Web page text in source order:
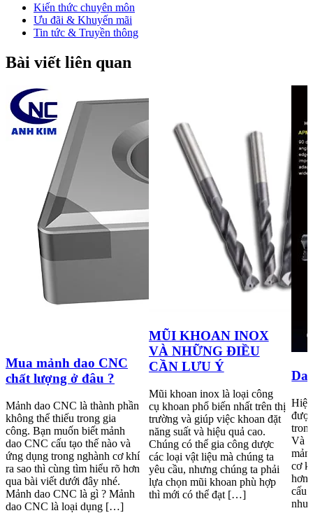
Kiến thức chuyên môn
Ưu đãi & Khuyến mãi
Tin tức & Truyền thông
Bài viết liên quan
Mua mảnh dao CNC
chất lượng ở đâu ?
Mảnh dao CNC là thành phần
không thể thiếu trong gia
công. Bạn muốn biết mảnh
dao CNC cấu tạo thế nào và
ứng dụng trong nghành cơ khí
ra sao thì cùng tìm hiểu rõ hơn
qua bài viết dưới đây nhé.
Mảnh dao CNC là gì ? Mảnh
dao CNC là loại dụng […]
MŨI KHOAN INOX
VÀ NHỮNG ĐIỀU
CẦN LƯU Ý
Mũi khoan inox là loại công
cụ khoan phổ biến nhất trên thị
trường và giúp việc khoan đặt
năng suất và hiệu quả cao.
Chúng có thể gia công dược
các loại vật liệu mà chúng ta
yêu cầu, nhưng chúng ta phải
lựa chọn mũi khoan phù hợp
thì mới có thể đạt […]
Và
cơ
hơn
cấu
như